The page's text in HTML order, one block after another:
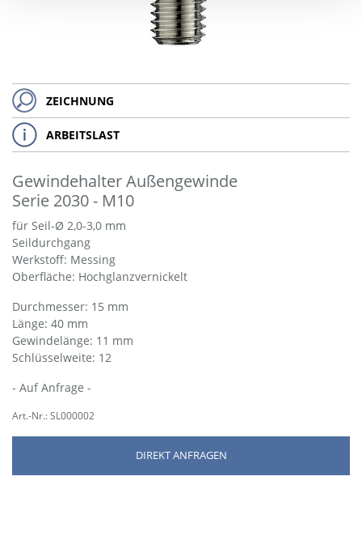
ZEICHNUNG
ARBEITSLAST
Gewindehalter Außengewinde
Serie 2030 - M10
für Seil-Ø 2,0-3,0 mm
Seildurchgang
Werkstoff: Messing
Oberfläche: Hochglanzvernickelt
Durchmesser: 15 mm
Länge: 40 mm
Gewindelänge: 11 mm
Schlüsselweite: 12
- Auf Anfrage -
Art.-Nr.: SL000002
DIREKT ANFRAGEN